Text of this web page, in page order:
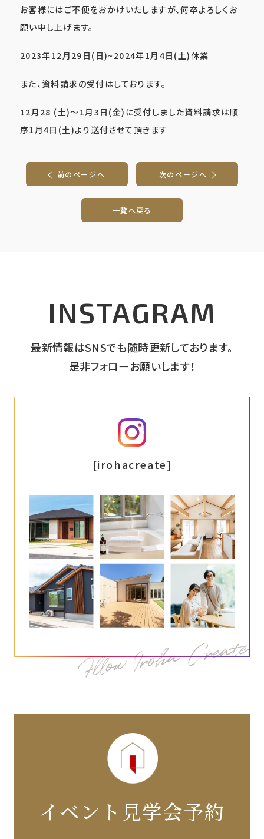
お客様にはご不便をおかけいたしますが、何卒よろしくお
願い申し上げます。
2023年12月29日(日)~2024年1月4日(土)休業
また、資料請求の受付はしております。
12月28 (土)～1月3日(金)に受付しました資料請求は順
序1月4日(土)より送付させて頂きます
前のページへ 次のページへ
一覧へ戻る
INSTAGRAM
最新情報はSNSでも随時更新しております。
是非フォローお願いします！
[irohacreate]
イベント見学会予約